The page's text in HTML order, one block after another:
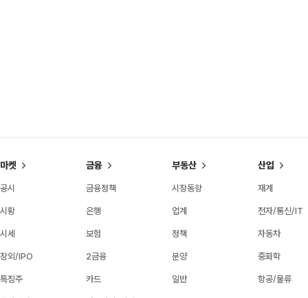
마켓
공시
시황
시세
장외/IPO
특징주
금융
금융정책
은행
보험
2금융
카드
부동산
시장동향
업계
정책
분양
일반
산업
재계
전자/통신/IT
자동차
중화학
항공/물류